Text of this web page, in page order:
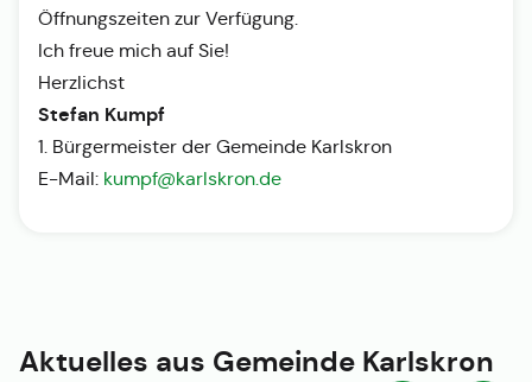
Öffnungszeiten zur Verfügung.
Ich freue mich auf Sie!
Herzlichst
Stefan Kumpf
1. Bürgermeister der Gemeinde Karlskron
E-Mail: kumpf@karlskron.de
Aktuelles aus Gemeinde Karlskron